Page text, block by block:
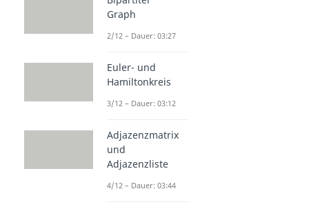
Graph
2/12 – Dauer: 03:27
Euler- und
Hamiltonkreis
3/12 – Dauer: 03:12
Adjazenzmatrix
und
Adjazenzliste
4/12 – Dauer: 03:44